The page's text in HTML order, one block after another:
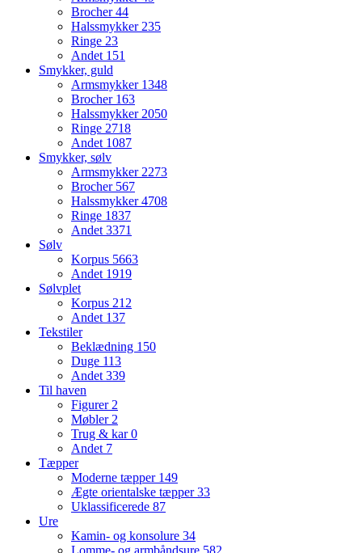
Brocher44
Halssmykker 235
Ringe 23
Andet 151
Smykker, guld
Armsmykker 1348
Brocher 163
Halssmykker 2050
Ringe 2718
Andet 1087
Smykker, sølv
Armsmykker 2273
Brocher 567
Halssmykker4708
Ringe 1837
Andet 3371
Sølv
Korpus 5663
Andet 1919
Sølvplet
Korpus 212
Andet 137
Tekstiler
Beklædning 150
Duge 113
Andet 339
Til haven
Figurer 2
Møbler 2
Trug & kar0
Andet 7
Tæpper
Moderne tæpper 149
Ægte orientalske tæpper33
Uklassificerede 87
Ure
Kamin- og konsolure 34